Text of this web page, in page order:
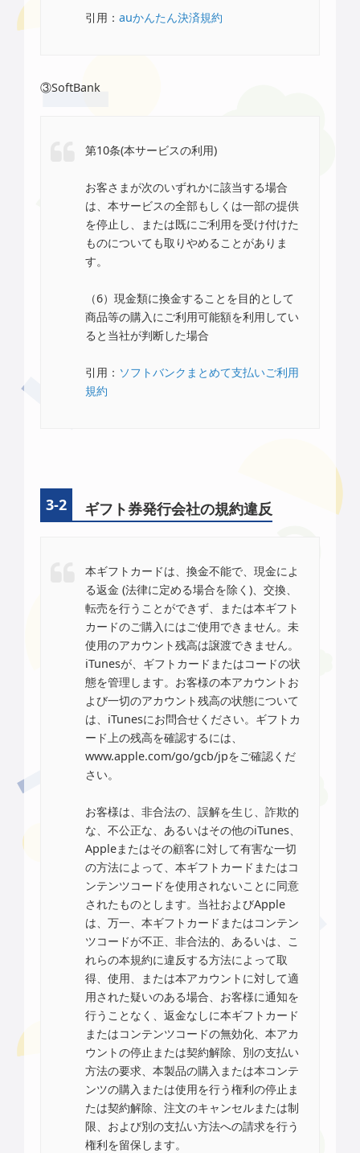
引用： auかんたん決済規約
③SoftBank
第10条(本サービスの利用)
お客さまが次のいずれかに該当する場合
は、本サービスの全部もしくは一部の提供
を停止し、または既にご利用を受け付けた
ものについても取りやめることがありま
す。
（6）現金類に換金することを目的として
商品等の購入にご利用可能額を利用してい
ると当社が判断した場合
引用： ソフトバンクまとめて支払いご利用
規約
ギフト券発行会社の規約違反
本ギフトカードは、換金不能で、現金によ
る返金 (法律に定める場合を除く)、交換、
転売を行うことができず、または本ギフト
カードのご購入にはご使用できません。未
使用のアカウント残高は譲渡できません。
iTunesが、ギフトカードまたはコードの状
態を管理します。お客様の本アカウントお
よび一切のアカウント残高の状態について
は、iTunesにお問合せください。ギフトカ
ード上の残高を確認するには、
www.apple.com/go/gcb/jpをご確認くだ
さい。
お客様は、非合法の、誤解を生じ、詐欺的
な、不公正な、あるいはその他のiTunes、
Appleまたはその顧客に対して有害な一切
の方法によって、本ギフトカードまたはコ
ンテンツコードを使用されないことに同意
されたものとします。当社およびApple
は、万一、本ギフトカードまたはコンテン
ツコードが不正、非合法的、あるいは、こ
れらの本規約に違反する方法によって取
得、使用、または本アカウントに対して適
用された疑いのある場合、お客様に通知を
行うことなく、返金なしに本ギフトカード
またはコンテンツコードの無効化、本アカ
ウントの停止または契約解除、別の支払い
方法の要求、本製品の購入または本コンテ
ンツの購入または使用を行う権利の停止ま
たは契約解除、注文のキャンセルまたは制
限、および別の支払い方法への請求を行う
権利を留保します。